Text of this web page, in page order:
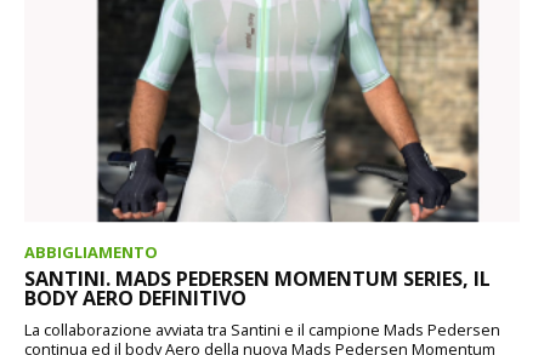
ABBIGLIAMENTO
SANTINI. MADS PEDERSEN MOMENTUM SERIES, IL
BODY AERO DEFINITIVO
La collaborazione avviata tra Santini e il campione Mads Pedersen
continua ed il body Aero della nuova Mads Pedersen Momentum